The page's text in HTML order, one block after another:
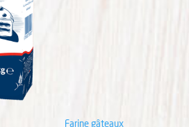
Farine gâteaux